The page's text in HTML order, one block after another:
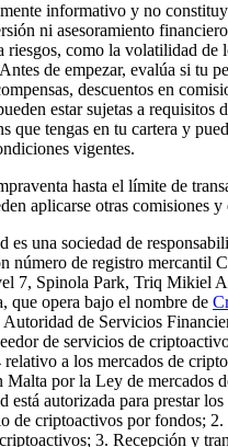
informativo y no
ni asesoramiento
riesgos, como la volatilidad de
de empezar, evalúa si tu
descuentos en
estar sujetas a requisitos
que tengas en tu cartera y
vigentes.
hasta el límite de
aplicarse otras comisiones y
una sociedad de
número de registro mercantil
7, Spinola Park, Triq Mikiel
que opera bajo el nombre de
de Servicios
de servicios de
a los mercados de
Malta por la Ley de mercados
autorizada para prestar los
de criptoactivos por fondos;
3. Recepción y